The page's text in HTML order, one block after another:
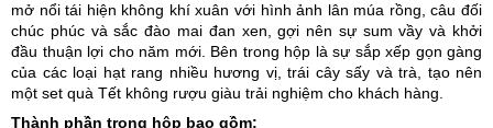
mở nổi tái hiện không khí xuân với hình ảnh lân múa rồng, câu đối
chúc phúc và sắc đào mai đan xen, gợi nên sự sum vầy và khởi
đầu thuận lợi cho năm mới. Bên trong hộp là sự sắp xếp gọn gàng
của các loại hạt rang nhiều hương vị, trái cây sấy và trà, tạo nên
một set quà Tết không rượu giàu trải nghiệm cho khách hàng.
Thành phần trong hộp bao gồm: